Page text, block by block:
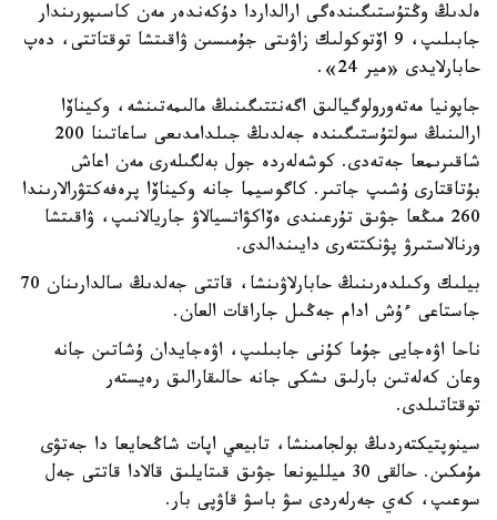
ەلدىڭ وڭتۇستىگىندەگى ارالداردا دۇكەندەر مەن كاسىپورىندار
جابىلىپ، 9 اۆتوكولىك زاۋىتى جۇمىسىن ۋاقىتشا توقتاتتى، دەپ
حابارلايدى «مير 24».
جاپونيا مەتەورولوگيالىق اگەنتتىگىنىڭ مالىمەتىنشە، وكيناۆا
ارالىنىڭ سولتۇستىگىندە جەلدىڭ جىلدامدىعى ساعاتىنا 200
شاقىرىمعا جەتەدى. كوشەلەردە جول بەلگىلەرى مەن اعاش
بۇتاقتارى ۇشىپ جاتىر. كاگوسيما جانە وكيناۆا پرەفەكتۋرالارىندا
260 مىڭعا جۋىق تۇرعىندى ەۆاكۋاتسيالاۋ جاريالانىپ، ۋاقىتشا
ورنالاستىرۋ پۋنكتتەرى دايىندالدى.
بيلىك وكىلدەرىنىڭ حابارلاۋىنشا، قاتتى جەلدىڭ سالدارىنان 70
جاستاعى ءۇش ادام جەڭىل جاراقات العان.
ناحا اۋەجايى جۇما كۇنى جابىلىپ، اۋەجايدان ۇشاتىن جانە
وعان كەلەتىن بارلىق ىشكى جانە حالىقارالىق رەيستەر
توقتاتىلدى.
سينوپتيكتەردىڭ بولجامىنشا، تابيعي اپات شاڭحايعا دا جەتۋى
مۇمكىن. حالقى 30 ميلليونعا جۋىق قىتايلىق قالادا قاتتى جەل
سوعىپ، كەي جەرلەردى سۋ باسۋ قاۋپى بار.